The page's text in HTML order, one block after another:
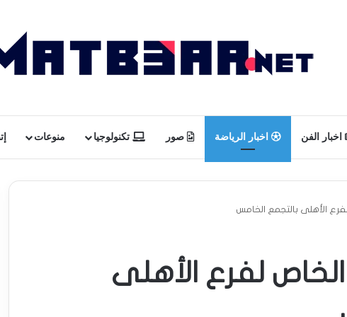
اخبار الفن اخبار الرياضة صور تكنولوجيا منوعات
الأهلى بالتجمع الخامس
لفرع الأهلى